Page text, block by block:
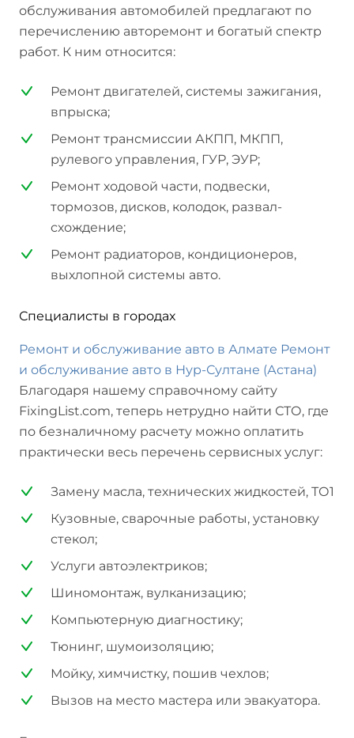
обслуживания автомобилей предлагают по
перечислению авторемонт и богатый спектр
работ. К ним относится:
Ремонт двигателей, системы зажигания,
впрыска;
Ремонт трансмиссии АКПП, МКПП,
рулевого управления, ГУР, ЭУР;
Ремонт ходовой части, подвески,
тормозов, дисков, колодок, развал-
схождение;
Ремонт радиаторов, кондиционеров,
выхлопной системы авто.
Специалисты в городах
Ремонт и обслуживание авто в Алмате Ремонт
и обслуживание авто в Нур-Султане (Астана)
Благодаря нашему справочному сайту
FixingList.com, теперь нетрудно найти СТО, где
по безналичному расчету можно оплатить
практически весь перечень сервисных услуг:
Замену масла, технических жидкостей, ТО1
Кузовные, сварочные работы, установку
стекол;
Услуги автоэлектриков;
Шиномонтаж, вулканизацию;
Компьютерную диагностику;
Тюнинг, шумоизоляцию;
Мойку, химчистку, пошив чехлов;
Вызов на место мастера или эвакуатора.